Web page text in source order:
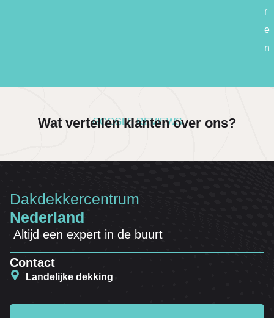
r
e
n
GOOGLE REVIEWS
Wat vertellen klanten over ons?
Dakdekkercentrum
Nederland
Altijd een expert in de buurt
Contact
Landelijke dekking